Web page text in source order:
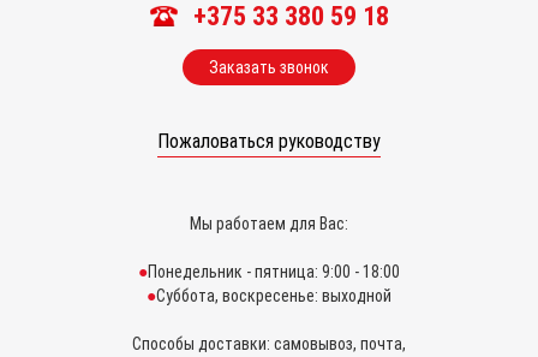
+375 33 380 59 18
Заказать звонок
Пожаловаться руководству
Мы работаем для Вас:
Понедельник - пятница: 9:00 - 18:00
Суббота, воскресенье: выходной
Способы доставки: самовывоз, почта,